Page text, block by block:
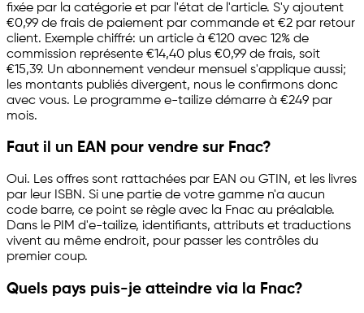
fixée par la catégorie et par l'état de l'article. S'y ajoutent
€0,99 de frais de paiement par commande et €2 par retour
client. Exemple chiffré: un article à €120 avec 12% de
commission représente €14,40 plus €0,99 de frais, soit
€15,39. Un abonnement vendeur mensuel s'applique aussi;
les montants publiés divergent, nous le confirmons donc
avec vous. Le programme e-tailize démarre à €249 par
mois.
Faut il un EAN pour vendre sur Fnac?
Oui. Les offres sont rattachées par EAN ou GTIN, et les livres
par leur ISBN. Si une partie de votre gamme n'a aucun
code barre, ce point se règle avec la Fnac au préalable.
Dans le PIM d'e-tailize, identifiants, attributs et traductions
vivent au même endroit, pour passer les contrôles du
premier coup.
Quels pays puis-je atteindre via la Fnac?